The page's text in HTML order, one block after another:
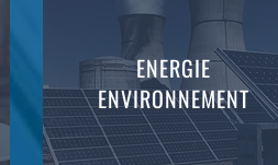
ENERGIE
ENVIRONNEMENT